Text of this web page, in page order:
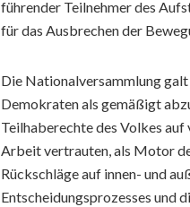
führender Teilnehmer des
für das Ausbrechen der
Die Nationalversammlung galt
Demokraten als gemäßigt
Teilhaberechte des Volkes
Arbeit vertrauten, als Motor
Rückschläge auf innen- und
Entscheidungsprozesses und